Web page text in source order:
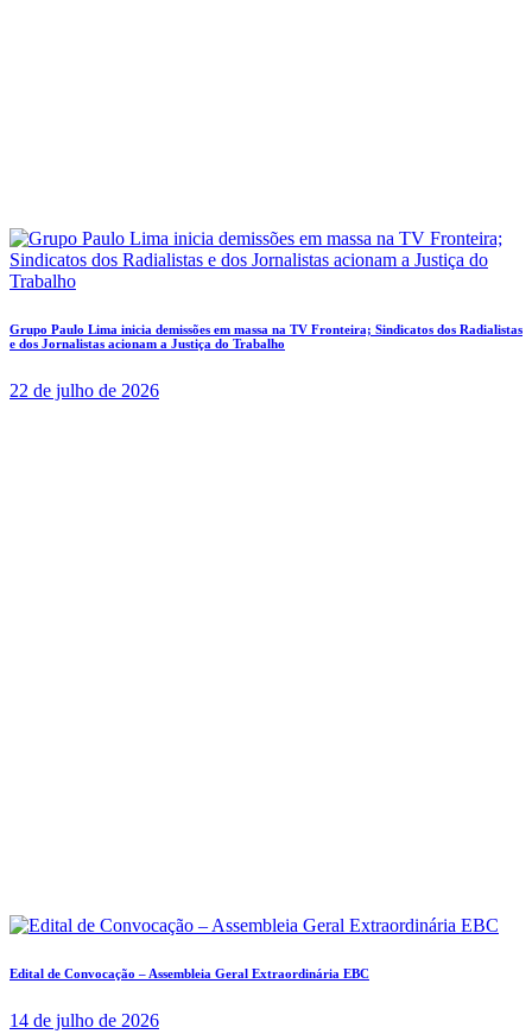
Grupo Paulo Lima inicia demissões em massa na TV Fronteira; Sindicatos dos Radialistas
e dos Jornalistas acionam a Justiça do Trabalho
22 de julho de 2026
Edital de Convocação – Assembleia Geral Extraordinária EBC
14 de julho de 2026